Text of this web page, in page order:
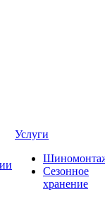
Услуги
Сезонное
хранение